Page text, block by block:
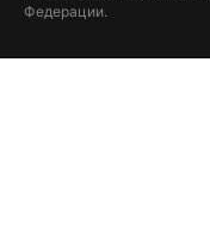
Федерации.